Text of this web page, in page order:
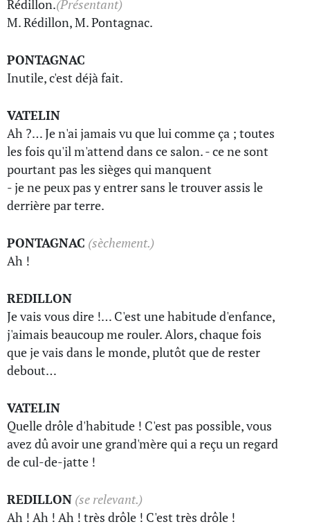
Rédillon.(Présentant)
M. Rédillon, M. Pontagnac.
PONTAGNAC
Inutile, c'est déjà fait.
VATELIN
Ah ?… Je n'ai jamais vu que lui comme ça ; toutes
les fois qu'il m'attend dans ce salon. - ce ne sont
pourtant pas les sièges qui manquent
- je ne peux pas y entrer sans le trouver assis le
derrière par terre.
PONTAGNAC (sèchement.)
Ah !
REDILLON
Je vais vous dire !… C'est une habitude d'enfance,
j'aimais beaucoup me rouler. Alors, chaque fois
que je vais dans le monde, plutôt que de rester
debout…
VATELIN
Quelle drôle d'habitude ! C'est pas possible, vous
avez dû avoir une grand'mère qui a reçu un regard
de cul-de-jatte !
REDILLON (se relevant.)
Ah ! Ah ! Ah ! très drôle ! C'est très drôle !